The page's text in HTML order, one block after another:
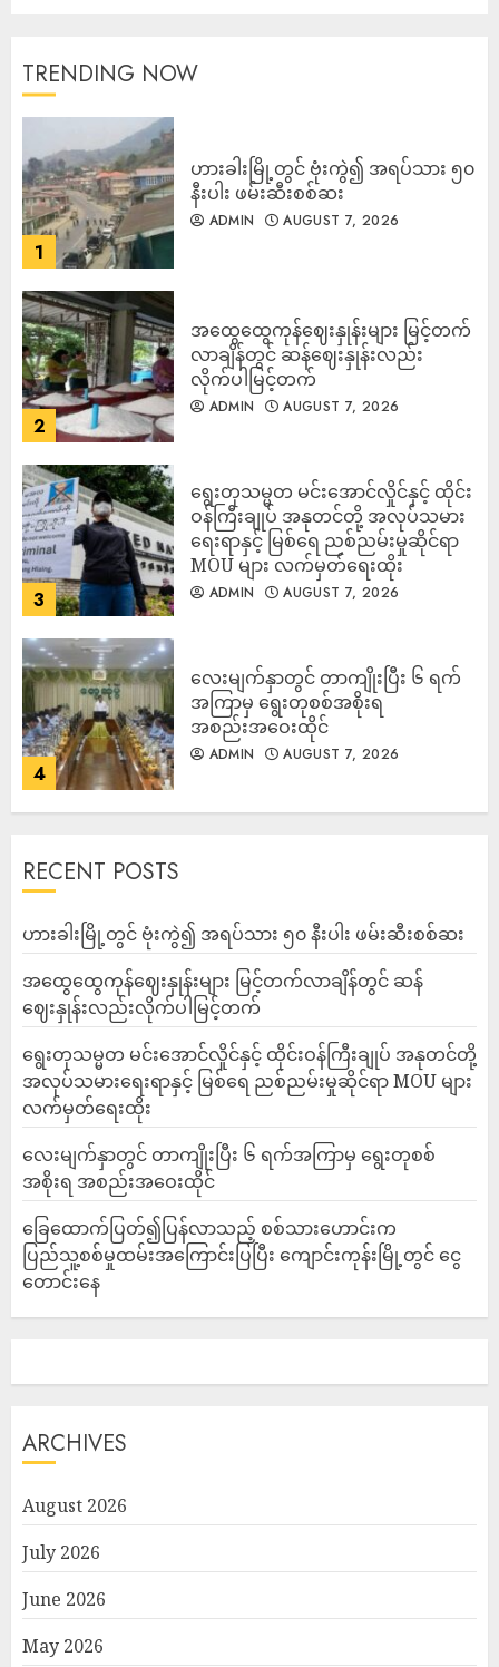
TRENDING NOW
1
ဟားခါးမြို့တွင် ဗုံးကွဲ၍ အရပ်သား ၅၀
နီးပါး ဖမ်းဆီးစစ်ဆး
ADMIN AUGUST 7, 2026
2
အထွေထွေကုန်ဈေးနှုန်းများ မြင့်တက်
လာချိန်တွင် ဆန်ဈေးနှုန်းလည်း
လိုက်ပါမြင့်တက်
ADMIN AUGUST 7, 2026
3
ရွေးတုသမ္မတ မင်းအောင်လှိုင်နှင့် ထိုင်း
ဝန်ကြီးချုပ် အနုတင်တို့ အလုပ်သမား
ရေးရာနှင့် မြစ်ရေ ညစ်ညမ်းမှုဆိုင်ရာ
MOU များ လက်မှတ်ရေးထိုး
ADMIN AUGUST 7, 2026
4
လေးမျက်နှာတွင် တာကျိုးပြီး ၆ ရက်
အကြာမှ ရွေးတုစစ်အစိုးရ
အစည်းအဝေးထိုင်
ADMIN AUGUST 7, 2026
RECENT POSTS
ဟားခါးမြို့တွင် ဗုံးကွဲ၍ အရပ်သား ၅၀ နီးပါး ဖမ်းဆီးစစ်ဆး
အထွေထွေကုန်ဈေးနှုန်းများ မြင့်တက်လာချိန်တွင် ဆန်
ဈေးနှုန်းလည်းလိုက်ပါမြင့်တက်
ရွေးတုသမ္မတ မင်းအောင်လှိုင်နှင့် ထိုင်းဝန်ကြီးချုပ် အနုတင်တို့
အလုပ်သမားရေးရာနှင့် မြစ်ရေ ညစ်ညမ်းမှုဆိုင်ရာ MOU များ
လက်မှတ်ရေးထိုး
လေးမျက်နှာတွင် တာကျိုးပြီး ၆ ရက်အကြာမှ ရွေးတုစစ်
အစိုးရ အစည်းအဝေးထိုင်
ခြေထောက်ပြတ်၍ပြန်လာသည့် စစ်သားဟောင်းက
ပြည်သူ့စစ်မှုထမ်းအကြောင်းပြပြီး ကျောင်းကုန်းမြို့တွင် ငွေ
တောင်းနေ
ARCHIVES
August 2026
July 2026
June 2026
May 2026